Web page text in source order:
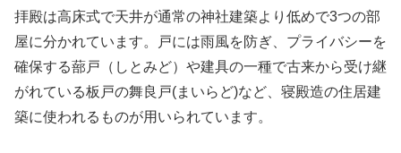
拝殿は高床式で天井が通常の神社建築より低めで3つの部
屋に分かれています。戸には雨風を防ぎ、プライバシーを
確保する蔀戸（しとみど）や建具の一種で古来から受け継
がれている板戸の舞良戸(まいらど)など、寝殿造の住居建
築に使われるものが用いられています。